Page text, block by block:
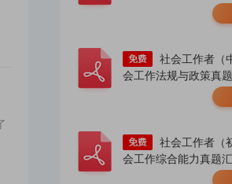
会工作法规与政策真
（2023-2025）.pdf
会工作综合能力真题
（2023-2025）.pdf